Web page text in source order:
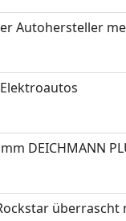
Autohersteller
DEICHMANN